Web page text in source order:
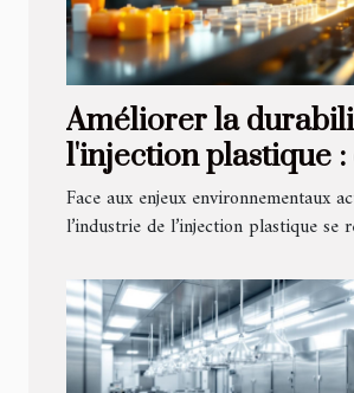
Améliorer la
l'injection plastique :
possible ?
Face aux enjeux environnementaux
l’industrie de l’injection plastique se